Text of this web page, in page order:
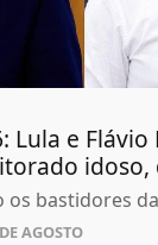
Lula e
idoso,
os bastidores
AGOSTO